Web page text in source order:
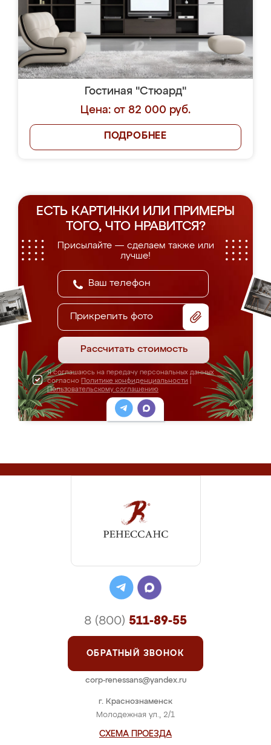
Гостиная "Стюард"
Цена: от 82 000 руб.
ПОДРОБНЕЕ
ЕСТЬ КАРТИНКИ ИЛИ ПРИМЕРЫ
ТОГО, ЧТО НРАВИТСЯ?
Присылайте — сделаем также или
лучше!
Прикрепить фото
Рассчитать стоимость
Я соглашаюсь на передачу персональных данных
согласно Политике конфиденциальности
Пользовательскому соглашению
г. Краснознаменск
Молодежная ул., 2/1
СХЕМА ПРОЕЗДА
8 (800) 511-89-55
ОБРАТНЫЙ ЗВОНОК
corp-renessans@yandex.ru